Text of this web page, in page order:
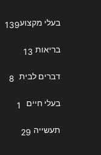
בעלי מקצוע139
בריאות 13
דברים לבית 8
בעלי חיים 1
תעשייה 29